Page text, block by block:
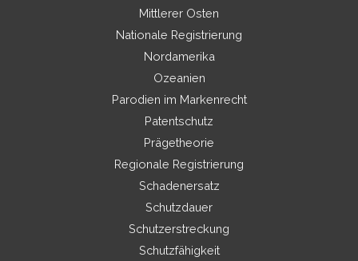
Mittlerer Osten
Nationale Registrierung
Nordamerika
Ozeanien
Parodien im Markenrecht
Patentschutz
Prägetheorie
Regionale Registrierung
Schadenersatz
Schutzdauer
Schutzerstreckung
Schutzfähigkeit